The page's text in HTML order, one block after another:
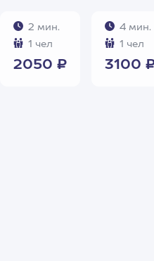
2 мин.
1 чел
2050 ₽
4 мин.
1 чел
3100